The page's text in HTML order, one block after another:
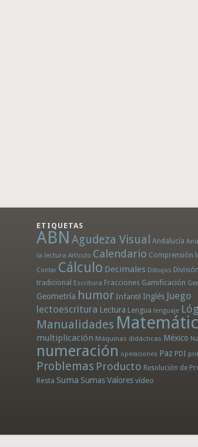
ETIQUETAS
ABN Agudeza Visual Andalucía
la lectura Artículo Calendario Comprensión
Contar Cálculo Decimales Dibujos División
tradicional Escritura Fracciones Gamificación
Geometría humor Infantil Inglés Juego
lectoescritura Lectura Lengua lenguaje
Manualidades
multiplicación Máquinas didácticas México
numeración operaciones Paz PDI
Problemas Producto Resolución de
Resta Suma SumasValores vídeo